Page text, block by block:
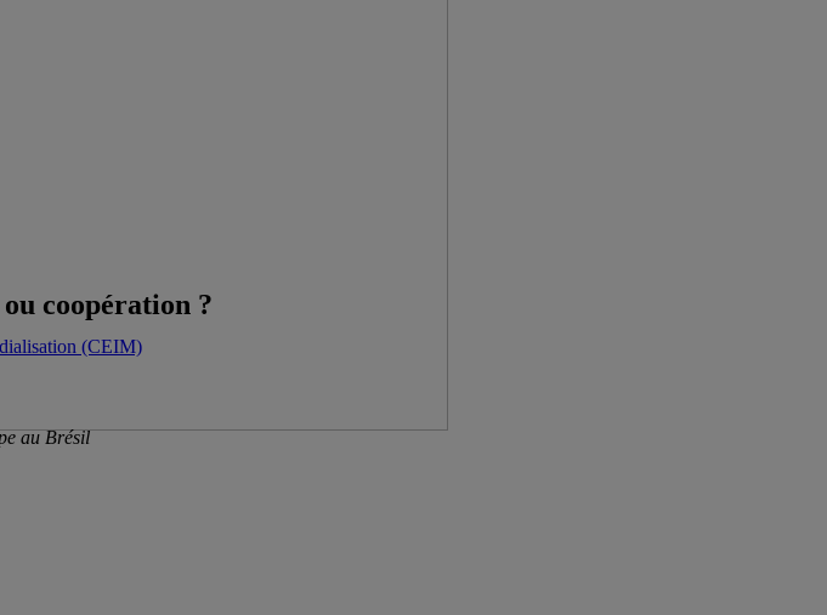
coopération ?
au Brésil
(CEIM)